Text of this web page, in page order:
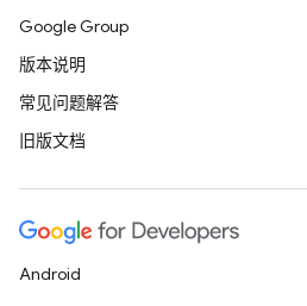
Google Group
版本说明
常见问题解答
旧版文档
Android